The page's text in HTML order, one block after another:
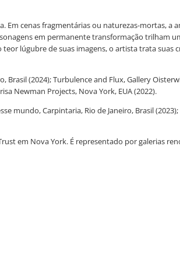
cenas fragmentárias ou naturezas-mortas, a
em permanente transformação trilham
lúgubre de suas imagens, o artista trata suas
(2024); Turbulence and Flux, Gallery
Newman Projects, Nova York, EUA (2022).
Carpintaria, Rio de Janeiro, Brasil (2023);
em Nova York. É representado por galerias